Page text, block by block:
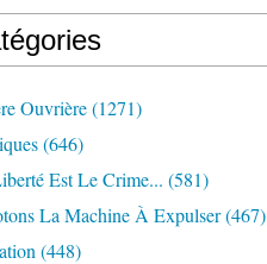
Ouvrière(1271)
(646)
Est Le Crime... (581)
La Machine À Expulser(467)
(448)